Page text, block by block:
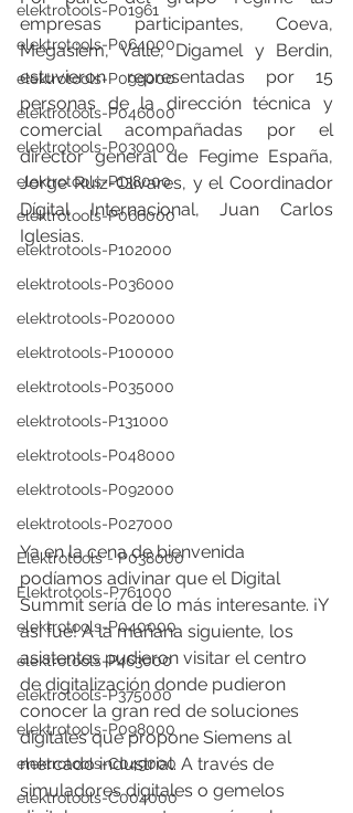
elektrotools-P01961
elektrotools-P064000
elektrotools-P099000
elektrotools-P046000
elektrotools-P030000
elektrotools-P138000
elektrotools-P066000
elektrotools-P102000
elektrotools-P036000
elektrotools-P020000
elektrotools-P100000
elektrotools-P035000
elektrotools-P131000
elektrotools-P048000
elektrotools-P092000
elektrotools-P027000
Elektrotools - P038000
Elektrotools-P761000
elektrotools-P040000
elektrotools-P463000
elektrotools-P375000
elektrotools-P098000
elektrotools-C049000
elektrotools-C004000
empresas participantes, Coeva,
Megasiem, Valle, Digamel y Berdin,
estuvieron representadas por 15
personas de la dirección técnica y
comercial acompañadas por el
director general de Fegime España,
Jorge Ruiz-Olivares, y el Coordinador
Dígital Internacional, Juan Carlos
Iglesias.
Ya en la cena de bienvenida
podíamos adivinar que el Digital
Summit sería de lo más interesante. ¡Y
así fue! A la mañana siguiente, los
asistentes pudieron visitar el centro
de digitalización donde pudieron
conocer la gran red de soluciones
digitales que propone Siemens al
mercado industrial. A través de
simuladores digitales o gemelos